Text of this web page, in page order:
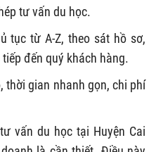
tư vấn du học.
tục từ A-Z, theo sát hồ sơ,
đến quý khách hàng.
thời gian nhanh gọn, chi phí
vấn du học tại Huyện Cai